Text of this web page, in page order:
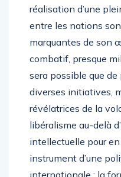
réalisation d’une
entre les nations
marquantes de son
combatif, presque
sera possible que
diverses initiatives,
révélatrices de la
libéralisme au-delà
intellectuelle pour
instrument d’une
internationale : la